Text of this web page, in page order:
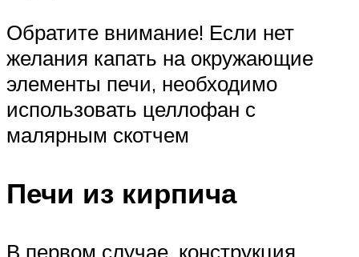
Обратите внимание! Если нет
желания капать на окружающие
элементы печи, необходимо
использовать целлофан с
малярным скотчем
Печи из кирпича
В первом случае, конструкция